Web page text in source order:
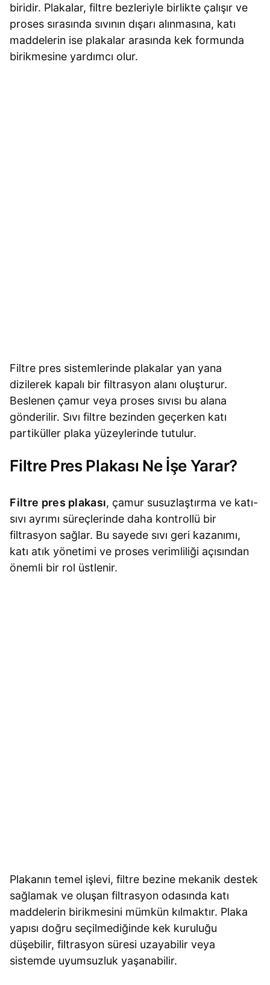
biridir. Plakalar, filtre bezleriyle birlikte çalışır ve
proses sırasında sıvının dışarı alınmasına, katı
maddelerin ise plakalar arasında kek formunda
birikmesine yardımcı olur.
Filtre pres sistemlerinde plakalar yan yana
dizilerek kapalı bir filtrasyon alanı oluşturur.
Beslenen çamur veya proses sıvısı bu alana
gönderilir. Sıvı filtre bezinden geçerken katı
partiküller plaka yüzeylerinde tutulur.
Filtre Pres Plakası Ne İşe Yarar?
Filtre pres plakası, çamur susuzlaştırma ve katı-
sıvı ayrımı süreçlerinde daha kontrollü bir
filtrasyon sağlar. Bu sayede sıvı geri kazanımı,
katı atık yönetimi ve proses verimliliği açısından
önemli bir rol üstlenir.
Plakanın temel işlevi, filtre bezine mekanik destek
sağlamak ve oluşan filtrasyon odasında katı
maddelerin birikmesini mümkün kılmaktır. Plaka
yapısı doğru seçilmediğinde kek kuruluğu
düşebilir, filtrasyon süresi uzayabilir veya
sistemde uyumsuzluk yaşanabilir.